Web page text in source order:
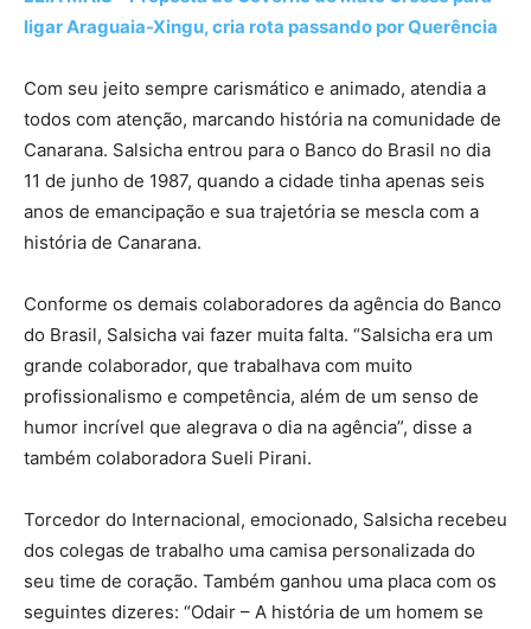
ligar Araguaia-Xingu, cria rota passando por Querência
Com seu jeito sempre carismático e animado, atendia a
todos com atenção, marcando história na comunidade de
Canarana. Salsicha entrou para o Banco do Brasil no dia
11 de junho de 1987, quando a cidade tinha apenas seis
anos de emancipação e sua trajetória se mescla com a
história de Canarana.
Conforme os demais colaboradores da agência do Banco
do Brasil, Salsicha vai fazer muita falta. “Salsicha era um
grande colaborador, que trabalhava com muito
profissionalismo e competência, além de um senso de
humor incrível que alegrava o dia na agência”, disse a
também colaboradora Sueli Pirani.
Torcedor do Internacional, emocionado, Salsicha recebeu
dos colegas de trabalho uma camisa personalizada do
seu time de coração. Também ganhou uma placa com os
seguintes dizeres: “Odair – A história de um homem se